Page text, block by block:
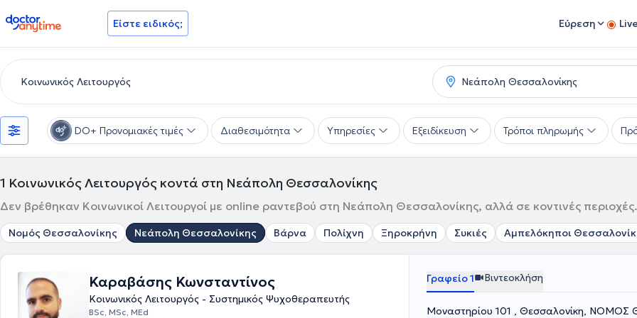
doctoranytime Είστε ειδικός; Εύρεση
DO+ Προνομιακές τιμές Διαθεσιμότητα Υπηρεσίες Εξειδίκευση Τρόποι πληρωμής
1 Κοινωνικός Λειτουργός κοντά στη Νεάπολη Θεσσαλονίκης
Δεν βρέθηκαν Κοινωνικοί Λειτουργοί με online ραντεβού στη Νεάπολη Θεσσαλονίκης, αλλά σε κοντινές περιοχές.
Νομός Θεσσαλονίκης Νεάπολη Θεσσαλονίκης Βάρνα Πολίχνη Ξηροκρήνη Συκιές Αμπελόκηποι
Καραβάσης Κωνσταντίνος
Κοινωνικός Λειτουργός - Συστημικός Ψυχοθεραπευτής
BSc, MSc, MEd
Γραφείο 1 Βιντεοκλήση
Μοναστηρίου 101 ,